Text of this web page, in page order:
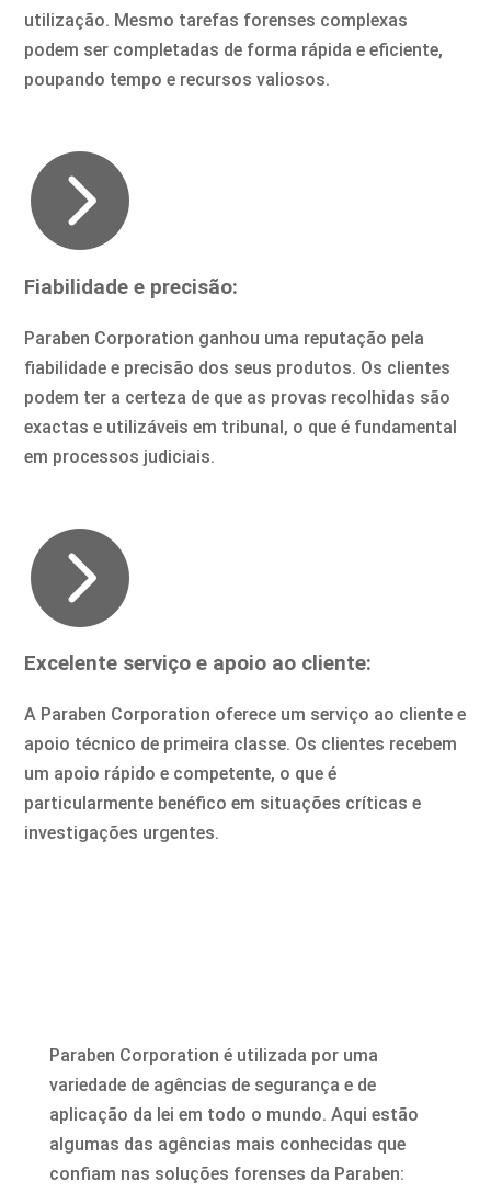
utilização. Mesmo tarefas forenses complexas
podem ser completadas de forma rápida e eficiente,
poupando tempo e recursos valiosos.

Fiabilidade e precisão:
Paraben Corporation ganhou uma reputação pela
fiabilidade e precisão dos seus produtos. Os clientes
podem ter a certeza de que as provas recolhidas são
exactas e utilizáveis em tribunal, o que é fundamental
em processos judiciais.

Excelente serviço e apoio ao cliente:
A Paraben Corporation oferece um serviço ao cliente e
apoio técnico de primeira classe. Os clientes recebem
um apoio rápido e competente, o que é
particularmente benéfico em situações críticas e
investigações urgentes.
Paraben Corporation é utilizada por uma
variedade de agências de segurança e de
aplicação da lei em todo o mundo. Aqui estão
algumas das agências mais conhecidas que
confiam nas soluções forenses da Paraben: